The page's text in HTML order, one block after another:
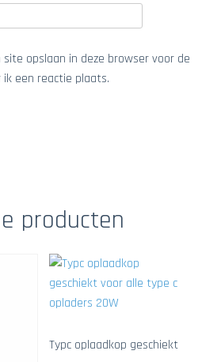
opslaan in deze browser voor de
een reactie plaats.
producten
Typc oplaadkop geschiekt